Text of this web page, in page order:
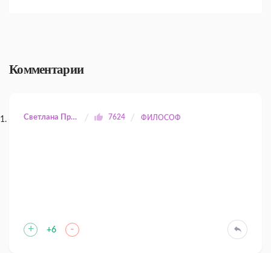
Комментарии
Светлана Прилуцкая 7624 ФИЛОСОФ
+ +6 -